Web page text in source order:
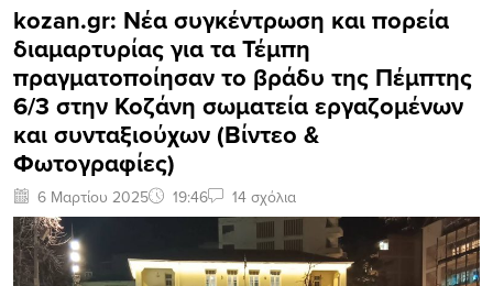
kozan.gr: Νέα συγκέντρωση και πορεία
διαμαρτυρίας για τα Τέμπη
πραγματοποίησαν το βράδυ της Πέμπτης
6/3 στην Κοζάνη σωματεία εργαζομένων
και συνταξιούχων (Βίντεο &
Φωτογραφίες)
6 Μαρτίου 2025 19:46 14 σχόλια